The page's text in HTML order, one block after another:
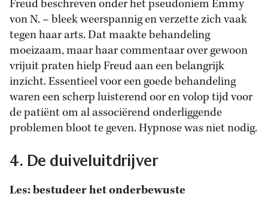
Freud beschreven onder het pseudoniem Emmy
von N. – bleek weerspannig en verzette zich vaak
tegen haar arts. Dat maakte behandeling
moeizaam, maar haar commentaar over gewoon
vrijuit praten hielp Freud aan een belangrijk
inzicht. Essentieel voor een goede behandeling
waren een scherp luisterend oor en volop tijd voor
de patiënt om al associërend onderliggende
problemen bloot te geven. Hypnose was niet nodig.
4. De duiveluitdrijver
Les: bestudeer het onderbewuste